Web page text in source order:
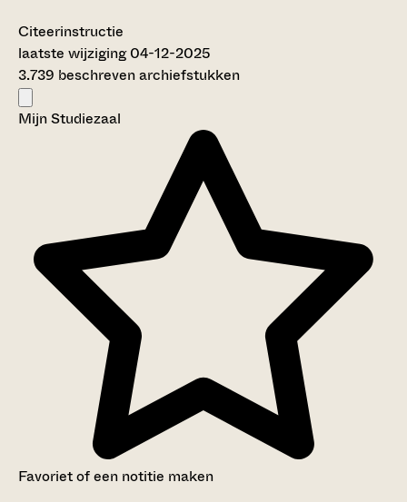
Citeerinstructie
laatste wijziging 04-12-2025
3.739 beschreven archiefstukken
Mijn Studiezaal
Favoriet of een notitie maken